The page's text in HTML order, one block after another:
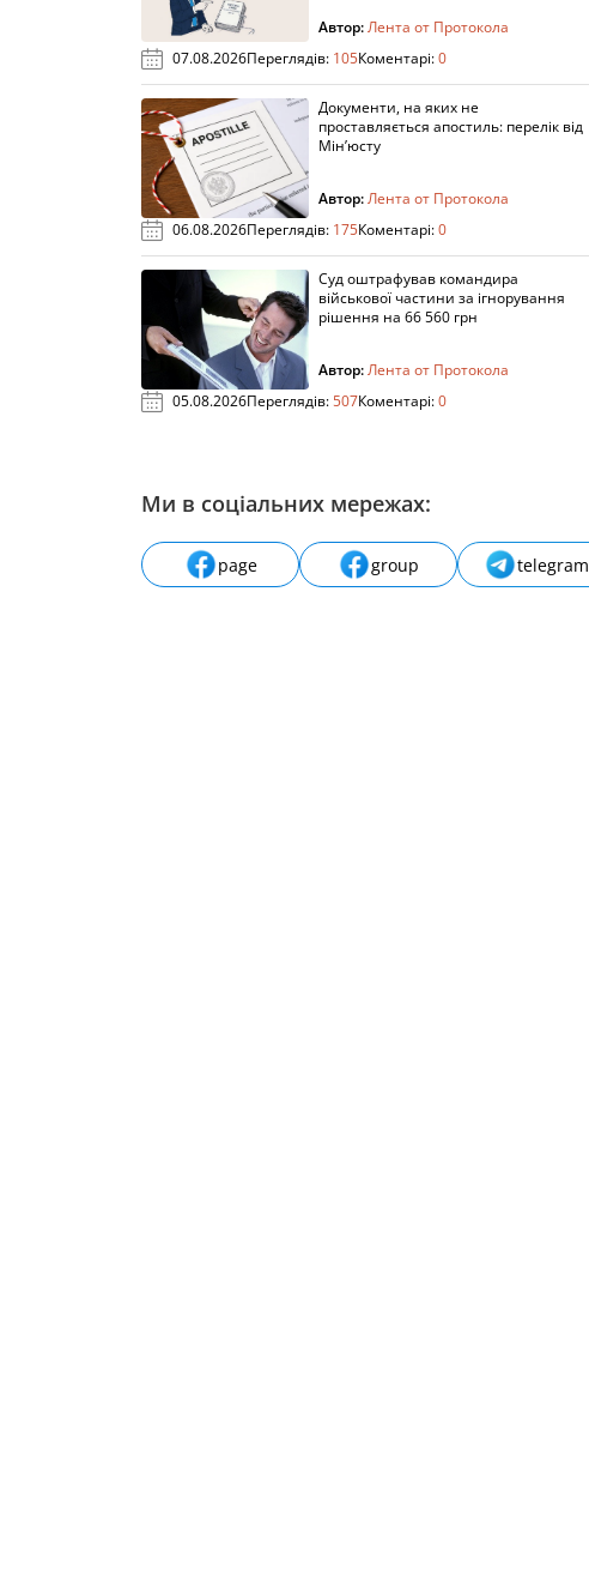
Автор:Лента от Протокола
07.08.2026Переглядів: 105Коментарі:0
Документи, на яких не
проставляється апостиль: перелік від
Мін’юсту
Автор:Лента от Протокола
06.08.2026Переглядів: 175Коментарі:0
Суд оштрафував командира
військової частини за ігнорування
рішення на 66 560 грн
Автор:Лента от Протокола
05.08.2026Переглядів:507Коментарі:0
Ми в соціальних мережах:
page group telegram